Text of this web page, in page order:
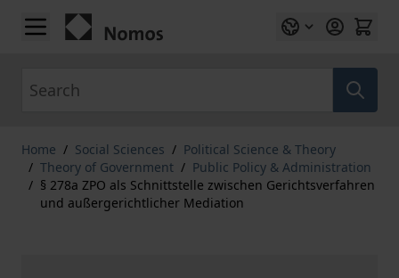
Skip to Content
Home / Social Sciences / Political Science & Theory
/ Theory of Government / Public Policy & Administration
/ § 278a ZPO als Schnittstelle zwischen Gerichtsverfahren
und außergerichtlicher Mediation